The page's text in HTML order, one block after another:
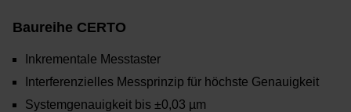
Baureihe CERTO
Inkrementale Messtaster
Interferenzielles Messprinzip für höchste Genauigkeit
Systemgenauigkeit bis ±0,03 µm